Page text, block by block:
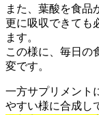
また、葉酸を食品
更に吸収できても
ます。
この様に、毎日の
変です。
一方サプリメント
やすい様に合成し